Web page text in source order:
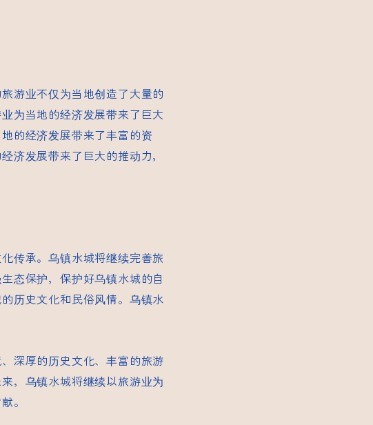
游业不仅为当地创造了大量的
为当地的经济发展带来了巨大
的经济发展带来了丰富的资
济发展带来了巨大的推动力，
传承。乌镇水城将继续完善旅
态保护，保护好乌镇水城的自
历史文化和民俗风情。乌镇水
深厚的历史文化、丰富的旅游
，乌镇水城将继续以旅游业为
。